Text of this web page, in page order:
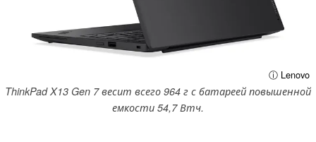
ⓘ Lenovo
ThinkPad X13 Gen 7 весит всего 964 г с батареей повышенной
емкости 54,7 Втч.